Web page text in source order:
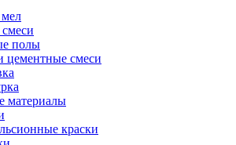
мел
полы
цементные смеси
материалы
краски